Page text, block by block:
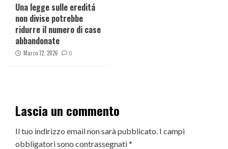
Una legge sulle ereditá
non divise potrebbe
ridurre il numero di case
abbandonate
Marzo 12, 2026 0
Lascia un commento
Il tuo indirizzo email non sarà pubblicato. I campi
obbligatori sono contrassegnati*